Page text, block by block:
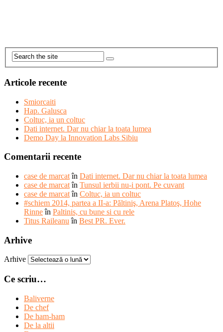
Articole recente
Smiorcaiti
Hap. Galusca
Coltuc, ia un coltuc
Dati internet. Dar nu chiar la toata lumea
Demo Day la Innovation Labs Sibiu
Comentarii recente
case de marcatîn Dati internet. Dar nu chiar la toata lumea
case de marcatîn Tunsul ierbii nu-i pont. Pe cuvant
case de marcatîn Coltuc, ia un coltuc
#schiem 2014, partea a II-a: Păltiniş, Arena Platoş, Hohe
Rinneîn Paltinis, cu bune si cu rele
Titus Raileanu în Best PR. Ever.
Arhive
Arhive
Ce scriu…
Baliverne
De chef
De ham-ham
De la altii